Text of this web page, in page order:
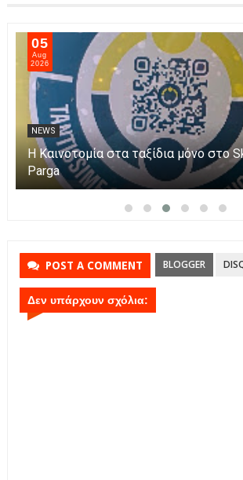
05
Aug
2026
NEWS
Η Καινοτομία στα ταξίδια μόνο στο
Parga
POST A COMMENT BLOGGER
Δεν υπάρχουν σχόλια: